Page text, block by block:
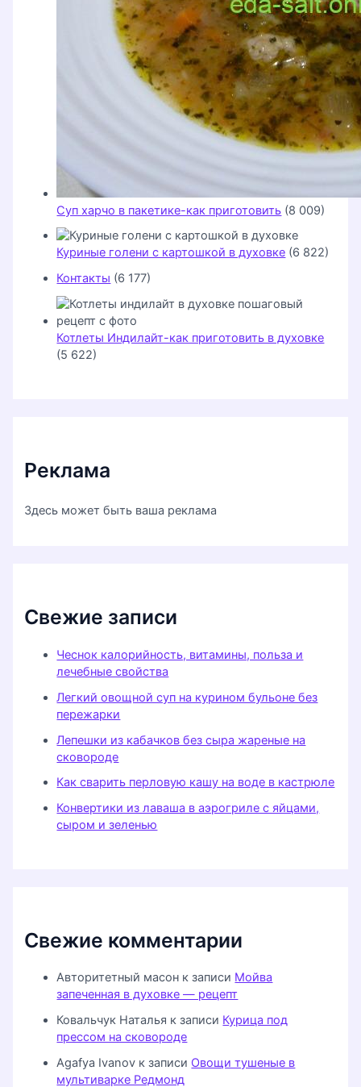
Суп харчо в пакетике-как приготовить (8 009)
Куриные голени с картошкой в духовке (6 822)
Контакты (6 177)
Котлеты Индилайт-как приготовить в духовке
(5 622)
Реклама
Здесь может быть ваша реклама
Свежие записи
Чеснок калорийность, витамины, польза и
лечебные свойства
Легкий овощной суп на курином бульоне без
пережарки
Лепешки из кабачков без сыра жареные на
сковороде
Как сварить перловую кашу на воде в кастрюле
Конвертики из лаваша в аэрогриле с яйцами,
сыром и зеленью
Свежие комментарии
Авторитетный масон к записи Мойва
запеченная в духовке — рецепт
Ковальчук Наталья к записи Курица под
прессом на сковороде
Agafya Ivanov к записи Овощи тушеные в
мультиварке Редмонд